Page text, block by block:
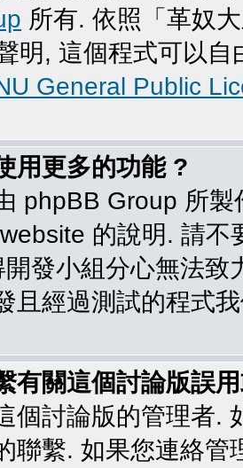
所有. 依照「革奴
明, 這個程式可以
General Public
用更多的功能 ?
phpBB Group 所
的說明. 請
發小組分心無法
且經過測試的程式
有關這個討論版誤
個討論版的管理者.
聯繫. 如果您連絡